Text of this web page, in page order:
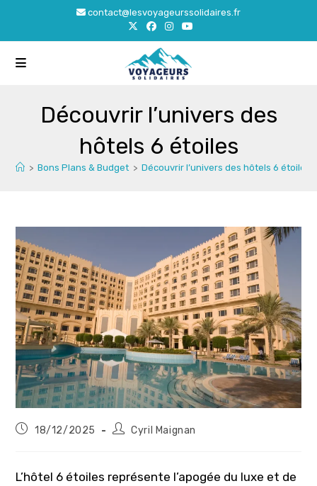
content
contact@lesvoyageurssolidaires.fr
Découvrir l’univers des
hôtels 6 étoiles
> Bons Plans & Budget > Découvrir l’univers des hôtels 6 étoiles
Publication
18/12/2025
Auteur/autrice
Cyril Maignan
L’hôtel 6 étoiles représente l’apogée du luxe et de